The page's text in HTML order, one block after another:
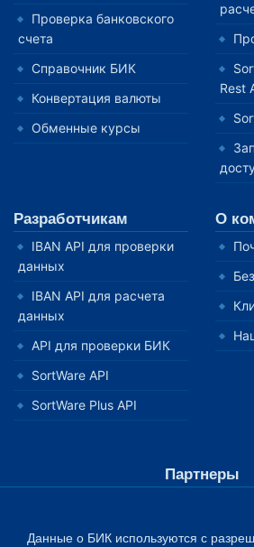
Проверка банковского
счета
Справочник БИК
Конвертация валюты
Обменные курсы
Rest
Разработчикам
IBAN API для проверки
данных
IBAN API для расчета
данных
API для проверки БИК
SortWare API
SortWare Plus API
О
Партнеры
Данные о БИК используются с